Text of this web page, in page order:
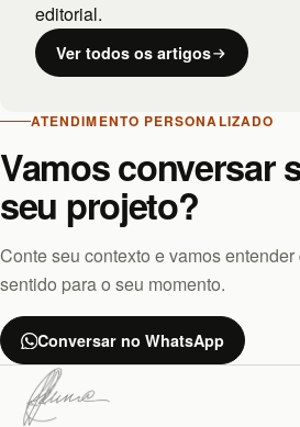
editorial.
Ver todos os artigos
ATENDIMENTO PERSONALIZADO
Vamos conversar
seu projeto?
Conte seu contexto e vamos
sentido para o seu momento.
Conversar no WhatsApp